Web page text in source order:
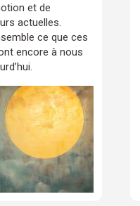
et de
actuelles.
ce que ces
encore à nous